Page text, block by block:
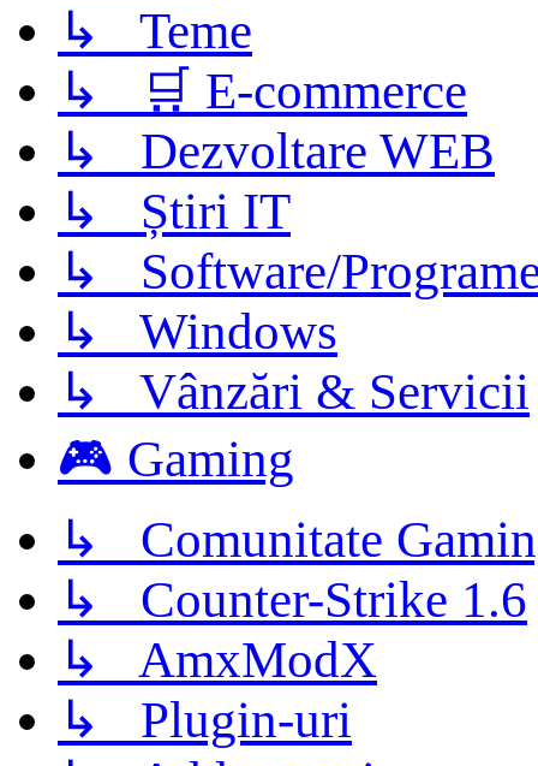
↳ Teme
↳ 🛒 E-commerce
↳ Dezvoltare WEB
↳ Știri IT
↳ Software/
↳ Windows
↳ Vânzări & Servicii
🎮 Gaming
↳ Comunitate
↳ Counter-Strike 1.6
↳ AmxModX
↳ Plugin-uri